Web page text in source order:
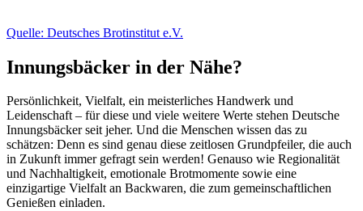
Quelle: Deutsches Brotinstitut e.V.
Innungsbäcker in der Nähe?
Persönlichkeit, Vielfalt, ein meisterliches Handwerk und
Leidenschaft – für diese und viele weitere Werte stehen Deutsche
Innungsbäcker seit jeher. Und die Menschen wissen das zu
schätzen: Denn es sind genau diese zeitlosen Grundpfeiler, die auch
in Zukunft immer gefragt sein werden! Genauso wie Regionalität
und Nachhaltigkeit, emotionale Brotmomente sowie eine
einzigartige Vielfalt an Backwaren, die zum gemeinschaftlichen
Genießen einladen.